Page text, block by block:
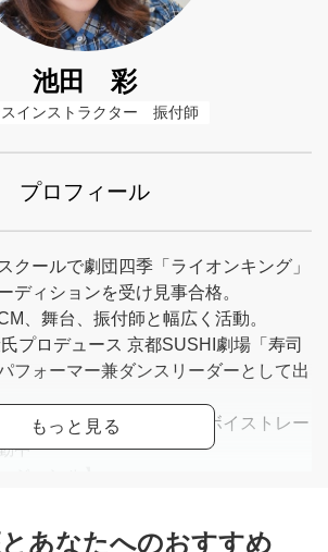
池田 彩
インストラクター　振付師
プロフィール
クールで劇団四季「ライオンキング」
ディションを受け見事合格。
、舞台、振付師と幅広く活動。
プロデュース 京都SUSHI劇場「寿司
フォーマー兼ダンスリーダーとして出
ンスインストラクター、ボイストレー
中